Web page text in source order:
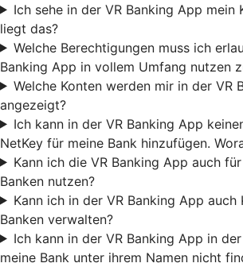
Ich sehe in der VR Banking App mein
liegt das?
Welche Berechtigungen muss ich
Banking App in vollem Umfang nutzen
Welche Konten werden mir in der VR
angezeigt?
Ich kann in der VR Banking App
NetKey für meine Bank hinzufügen.
Kann ich die VR Banking App auch
Banken nutzen?
Kann ich in der VR Banking App auch
Banken verwalten?
Ich kann in der VR Banking App in
meine Bank unter ihrem Namen nicht